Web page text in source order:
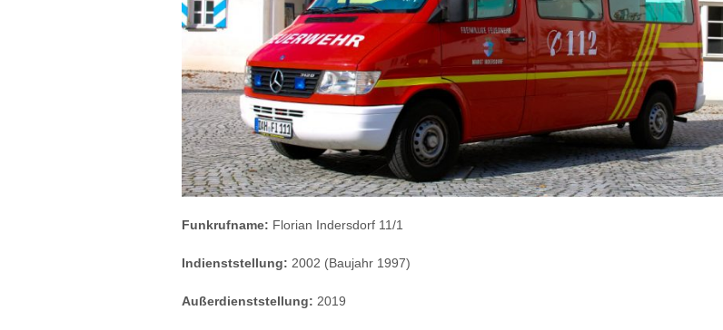
Funkrufname: Florian Indersdorf 11/1
Indienststellung: 2002 (Baujahr 1997)
Außerdienststellung: 2019